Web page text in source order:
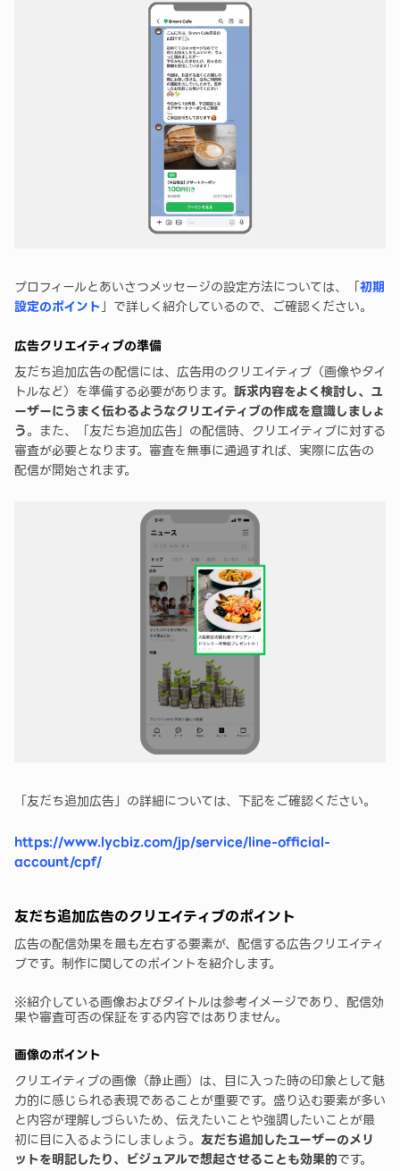
プロフィールとあいさつメッセージの設定方法については、「初期
設定のポイント」で詳しく紹介しているので、ご確認ください。
広告クリエイティブの準備
友だち追加広告の配信には、広告用のクリエイティブ（画像やタイ
トルなど）を準備する必要があります。 訴求内容をよく検討し、ユ
ーザーにうまく伝わるようなクリエイティブの作成を意識しましょ
う。また、「友だち追加広告」の配信時、クリエイティブに対する
審査が必要となります。審査を無事に通過すれば、実際に広告の
配信が開始されます。
「友だち追加広告」の詳細については、下記をご確認ください。
https://www.lycbiz.com/jp/service/line-official-
account/cpf/
友だち追加広告のクリエイティブのポイント
広告の配信効果を最も左右する要素が、配信する広告クリエイティ
ブです。制作に関してのポイントを紹介します。
※紹介している画像およびタイトルは参考イメージであり、配信効
果や審査可否の保証をする内容ではありません。
画像のポイント
クリエイティブの画像（静止画）は、目に入った時の印象として魅
力的に感じられる表現であることが重要です。盛り込む要素が多い
と内容が理解しづらいため、伝えたいことや強調したいことが最
初に目に入るようにしましょう。 友だち追加したユーザーのメリ
ットを明記したり、ビジュアルで想起させることも効果的です。